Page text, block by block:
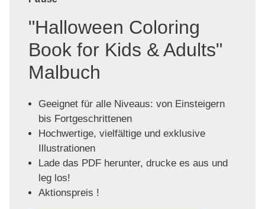
"Halloween Coloring
Book for Kids & Adults"
Malbuch
Geeignet für alle Niveaus: von Einsteigern
bis Fortgeschrittenen
Hochwertige, vielfältige und exklusive
Illustrationen
Lade das PDF herunter, drucke es aus und
leg los!
Aktionspreis !